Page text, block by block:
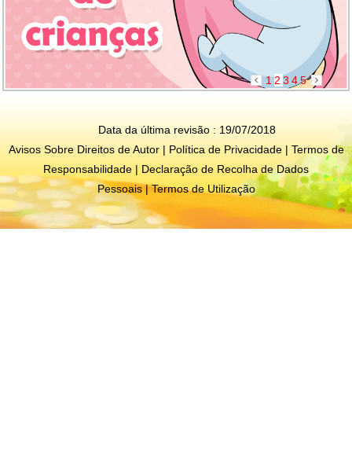
1 2 3 45
Data da última revisão : 19/07/2018
Avisos Sobre Direitos de Autor| Política de Privacidade| Termos de
Responsabilidade | Declaração de Recolha de Dados
Pessoais|Termos de Utilização